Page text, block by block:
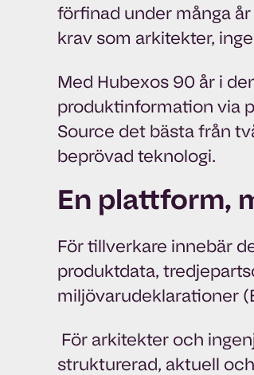
förfinаd under många
krav som arkitekter,
Med Hubexos 90 år i
produktinformation via
Source det bästa från
beprövad teknologi.
En plattform,
För tillverkare innebär
produktdata,
miljövarudeklarationer
För arkitekter och
strukturerad, aktuell